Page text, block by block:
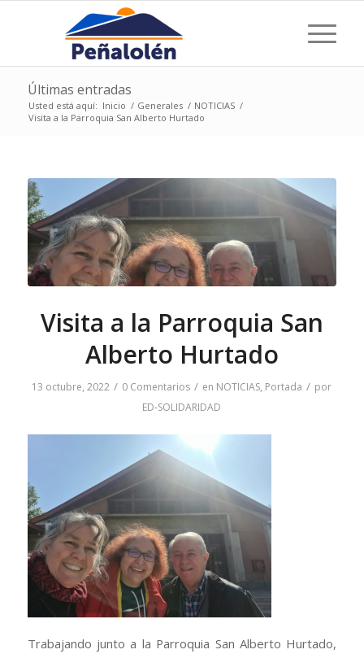
Últimas entradas
Usted está aquí: Inicio / Generales / NOTICIAS /
Visita a la Parroquia San Alberto Hurtado
Visita a la Parroquia San
Alberto Hurtado
13 octubre, 2022 / 0 Comentarios / en NOTICIAS, Portada / por
ED-SOLIDARIDAD
Trabajando junto a la Parroquia San Alberto Hurtado,